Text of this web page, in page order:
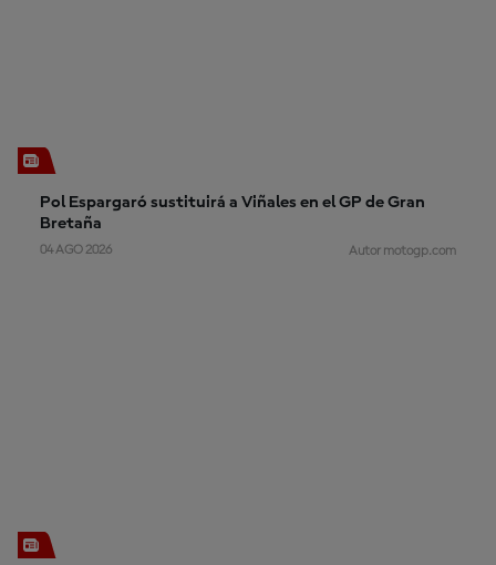
Pol Espargaró sustituirá a Viñales en el GP de Gran
Bretaña
04 AGO 2026 Autor motogp.com